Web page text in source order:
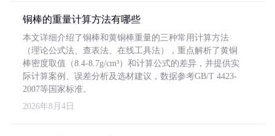
铜棒的重量计算方法有哪些
本文详细介绍了铜棒和黄铜棒重量的三种常用计算方法
（理论公式法、查表法、在线工具法），重点解析了黄铜
棒密度取值（8.4-8.7g/cm³）和计算公式的差异，并提供实
际计算案例、误差分析及选材建议，数据参考GB/T 4423-
2007等国家标准。
2026年8月4日